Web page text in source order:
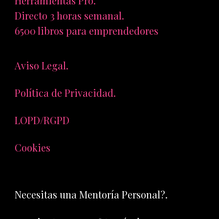
Directo 3 horas semanal.
6500 libros para emprendedores
Aviso Legal.
Política de Privacidad.
LOPD/RGPD
Cookies
Necesitas una Mentoría Personal?.